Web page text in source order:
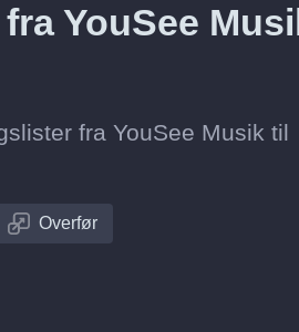
YouSee
fra YouSee Musik til
Overfør